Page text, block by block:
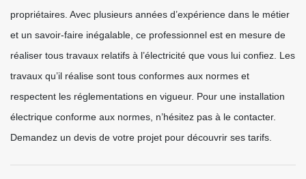
propriétaires. Avec plusieurs années d’expérience dans le métier
et un savoir-faire inégalable, ce professionnel est en mesure de
réaliser tous travaux relatifs à l’électricité que vous lui confiez. Les
travaux qu’il réalise sont tous conformes aux normes et
respectent les réglementations en vigueur. Pour une installation
électrique conforme aux normes, n’hésitez pas à le contacter.
Demandez un devis de votre projet pour découvrir ses tarifs.